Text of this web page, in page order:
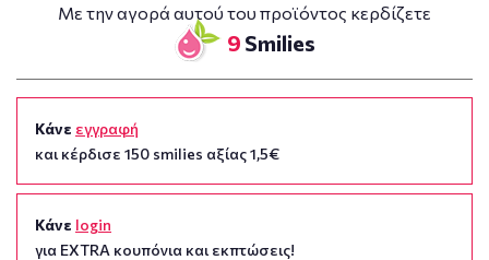
Με την αγορά αυτού του προϊόντος κερδίζετε
9 Smilies
Κάνε εγγραφή
και κέρδισε 150 smilies αξίας 1,5€
Κάνε login
για EXTRA κουπόνια και εκπτώσεις!